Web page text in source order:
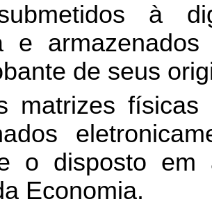
à
e
de seus
matrizes físicas
o disposto
Economia.